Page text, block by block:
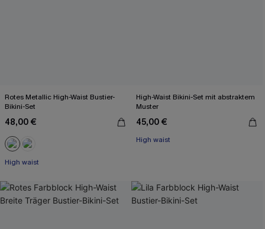
Rotes Metallic High-Waist Bustier-
Bikini-Set
48,00 €
High waist
High-Waist Bikini-Set mit abstraktem
Muster
45,00 €
High waist